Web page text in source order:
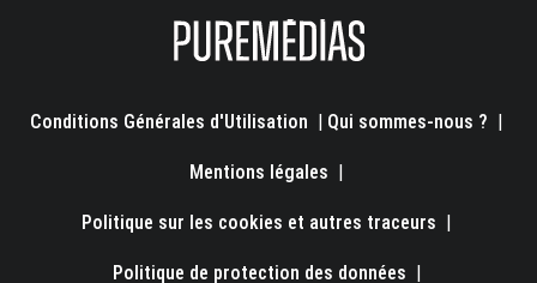
Conditions Générales d'Utilisation | Qui sommes-nous ? |
Mentions légales |
Politique sur les cookies et autres traceurs |
Politique de protection des données |